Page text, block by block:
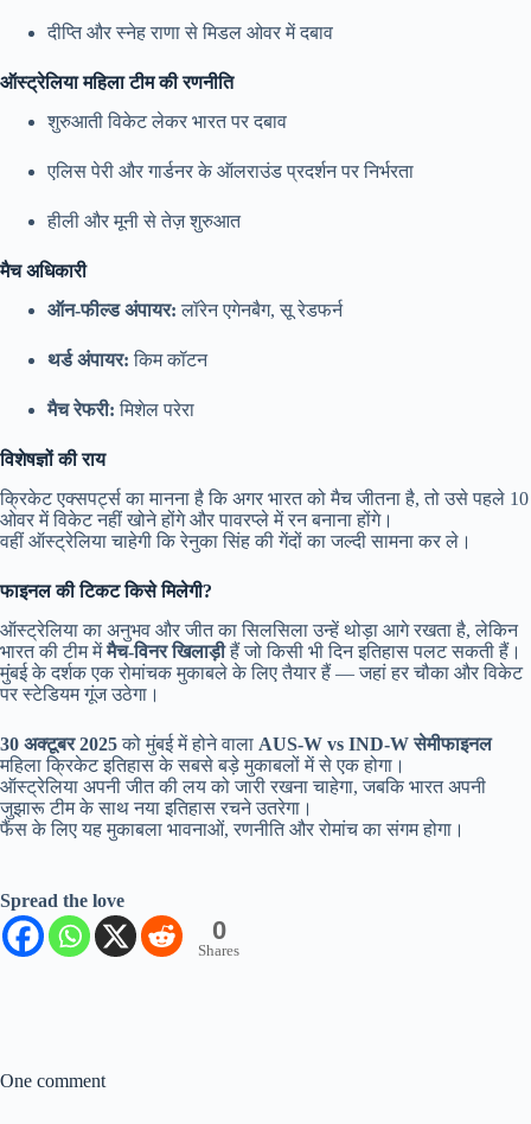
दीप्ति और स्नेह राणा से मिडल ओवर में दबाव
ऑस्ट्रेलिया महिला टीम की रणनीति
शुरुआती विकेट लेकर भारत पर दबाव
एलिस पेरी और गार्डनर के ऑलराउंड प्रदर्शन पर निर्भरता
हीली और मूनी से तेज़ शुरुआत
मैच अधिकारी
ऑन-फील्ड अंपायर: लॉरेन एगेनबैग, सू रेडफर्न
थर्ड अंपायर: किम कॉटन
मैच रेफरी: मिशेल परेरा
विशेषज्ञों की राय
क्रिकेट एक्सपर्ट्स का मानना है कि अगर भारत को मैच जीतना है, तो उसे पहले 10
ओवर में विकेट नहीं खोने होंगे और पावरप्ले में रन बनाना होंगे।
वहीं ऑस्ट्रेलिया चाहेगी कि रेनुका सिंह की गेंदों का जल्दी सामना कर ले।
फाइनल की टिकट किसे मिलेगी?
ऑस्ट्रेलिया का अनुभव और जीत का सिलसिला उन्हें थोड़ा आगे रखता है, लेकिन
भारत की टीम मेंमैच-विनर खिलाड़ीहैं जो किसी भी दिन इतिहास पलट सकती हैं।
मुंबई के दर्शक एक रोमांचक मुकाबले के लिए तैयार हैं — जहां हर चौका और विकेट
पर स्टेडियम गूंज उठेगा।
30 अक्टूबर 2025को मुंबई में होने वाला AUS-W vs IND-W सेमीफाइनल
महिला क्रिकेट इतिहास के सबसे बड़े मुकाबलों में से एक होगा।
ऑस्ट्रेलिया अपनी जीत की लय को जारी रखना चाहेगा, जबकि भारत अपनी
जुझारू टीम के साथ नया इतिहास रचने उतरेगा।
फैंस के लिए यह मुकाबला भावनाओं, रणनीति और रोमांच का संगम होगा।
Spread the love
0
Shares
One comment